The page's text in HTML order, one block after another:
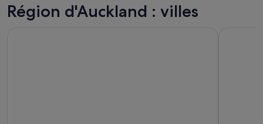
Région d'Auckland : villes